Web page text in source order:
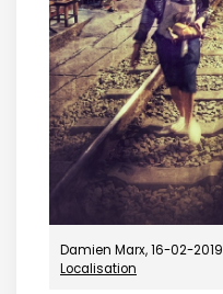
Damien Marx, 16-02-2019
Localisation